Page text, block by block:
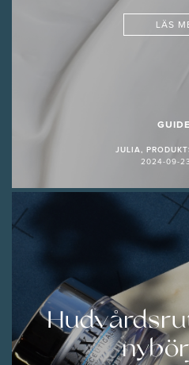
LÄS
JULIA,
2024-09-23